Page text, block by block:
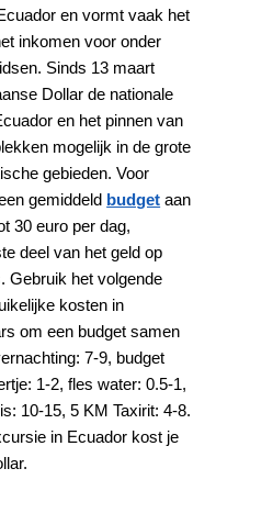
en vormt vaak het
inkomen voor onder
Sinds 13 maart
Dollar de nationale
en het pinnen van
mogelijk in de grote
gebieden. Voor
gemiddeld budget aan
30 euro per dag,
deel van het geld op
Gebruik het volgende
kosten in
om een budget samen
7-9, budget
1-2, fles water: 0.5-1,
10-15, 5 KM Taxirit: 4-8.
in Ecuador kost je